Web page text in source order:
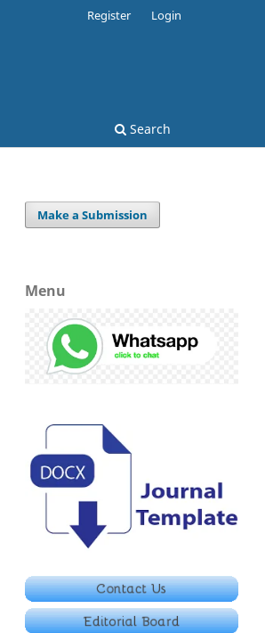
Search
Register Login
Make a Submission
Menu